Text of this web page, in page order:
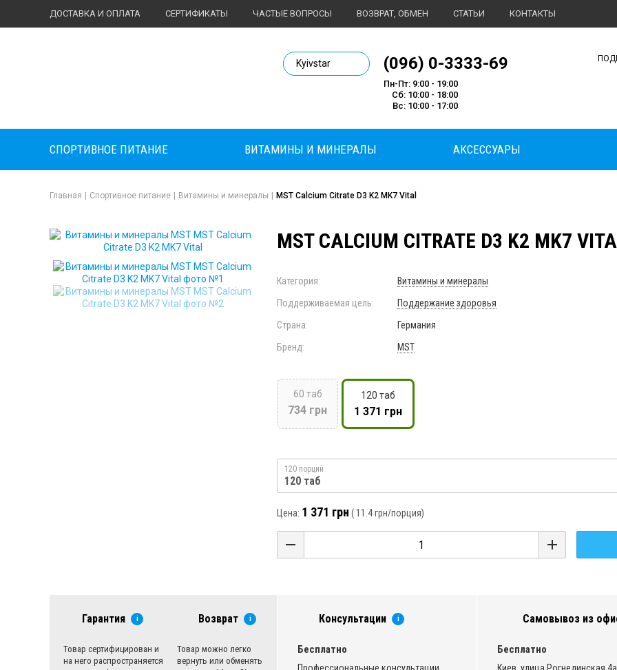
ДОСТАВКА И ОПЛАТА СЕРТИФИКАТЫ ЧАСТЫЕ ВОПРОСЫ ВОЗВРАТ, ОБМЕН СТАТЬИ КОНТАКТЫ
Body Market №1 магазин спортивного питания
Kyivstar (096) 0-3333-69
Пн-Пт: 9:00 - 19:00
Сб: 10:00 - 18:00
Вс: 10:00 - 17:00
СПОРТИВНОЕ ПИТАНИЕ ВИТАМИНЫ И МИНЕРАЛЫ АКСЕССУАРЫ
Главная Спортивное питание Витамины и минералы MST Calcium Citrate D3 K2 MK7 Vital
MST CALCIUM CITRATE D3 K2 MK7
Категория:
Витамины и минералы
Поддерживаемая цель:
Поддержание здоровья
Страна:
Германия
Бренд:
MST
60 таб
734 грн
120 таб
1 371 грн
120 порций
120 таб
Цена: 1 371 грн ( 11.4 грн/порция)
Гарантия i
Товар сертифицирован и
на него распространяется
Возврат i
Товар можно легко
вернуть или обменять
Консультации i
Бесплатно
Самовывоз из
Бесплатно